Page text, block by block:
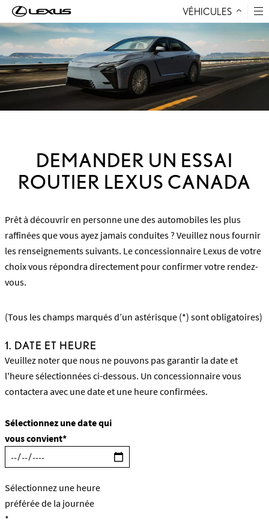
VÉHICULES
DEMANDER UN ESSAI
ROUTIER LEXUS CANADA
Prêt à découvrir en personne une des automobiles les plus
raffinées que vous ayez jamais conduites ? Veuillez nous fournir
les renseignements suivants. Le concessionnaire Lexus de votre
choix vous répondra directement pour confirmer votre rendez-
vous.
(Tous les champs marqués d’un astérisque (*) sont obligatoires)
1. DATE ET HEURE
Veuillez noter que nous ne pouvons pas garantir la date et
l'heure sélectionnées ci-dessous. Un concessionnaire vous
contactera avec une date et une heure confirmées.
Sélectionnez une date qui
vous convient*
Sélectionnez une heure
préférée de la journée
*